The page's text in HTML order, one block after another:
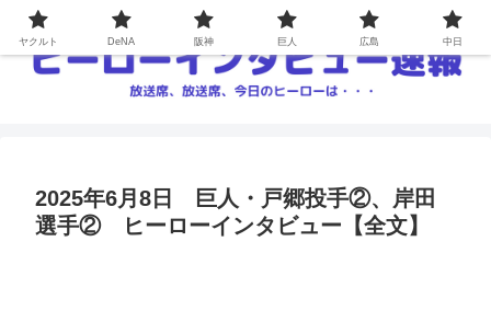
2025年6月8日 巨人・戸郷投手②、岸田
選手② ヒーローインタビュー【全文】
ヤクルト DeNA 阪神 巨人 広島 中日